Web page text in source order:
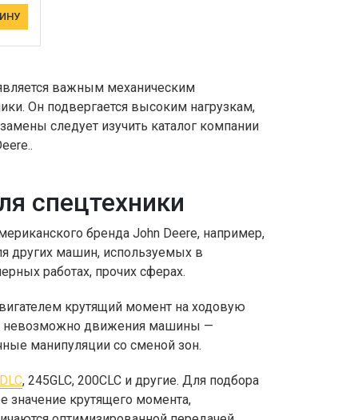
важным механическим
Он подвергается высоким нагрузкам,
следует изучить каталог компании
спецтехники
бренда John Deere, например,
других машин, используемых в
работах, прочих сферах.
крутящий момент на ходовую
невозможно движения машины —
манипуляции со сменой зон.
, 245GLC, 200CLC и другие. Для подбора
значение крутящего момента,